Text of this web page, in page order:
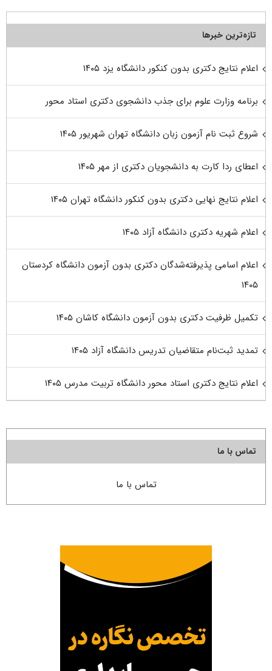
تازه‌ترین خبرها
اعلام نتایج دکتری بدون کنکور دانشگاه یزد ۱۴۰۵
برنامه وزارت علوم برای جذب دانشجوی دکتری استاد محور
شروع ثبت نام آزمون زبان دانشگاه تهران شهریور ۱۴۰۵
اعطای ردا کارت به دانشجویان دکتری از مهر ۱۴۰۵
اعلام نتایج نهایی دکتری بدون کنکور دانشگاه تهران ۱۴۰۵
اعلام شهریه دکتری دانشگاه آزاد ۱۴۰۵
اعلام اسامی پذیرفته‌شدگان دکتری بدون آزمون دانشگاه کردستان
۱۴۰۵
تکمیل ظرفیت دکتری بدون آزمون دانشگاه کاشان ۱۴۰۵
تمدید ثبت‌نام متقاضیان تدریس دانشگاه آزاد ۱۴۰۵
اعلام نتایج دکتری استاد محور دانشگاه تربیت مدرس ۱۴۰۵
تماس با ما
تماس با ما